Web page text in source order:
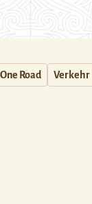
Road Verkehr